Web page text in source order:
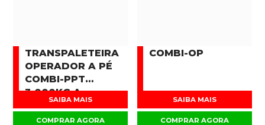
TRANSPALETEIRA
OPERADOR A PÉ
COMBI-PPT
3.000KG A
16.000KG
SAIBA MAIS
COMPRAR AGORA
COMBI-OP
SAIBA MAIS
COMPRAR AGORA